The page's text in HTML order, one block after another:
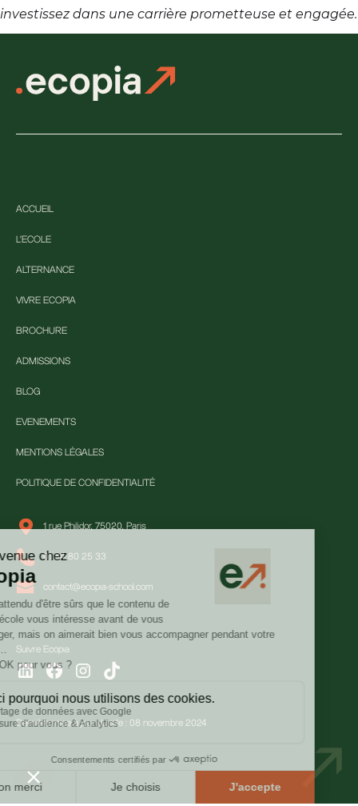
investissez dans une carrière prometteuse et engagée.
ACCUEIL
L'ECOLE
ALTERNANCE
VIVRE ECOPIA
BROCHURE
ADMISSIONS
BLOG
EVENEMENTS
MENTIONS LÉGALES
POLITIQUE DE CONFIDENTIALITÉ
1 rue Philidor, 75020, Paris
01 84 80 25 33
contact@ecopia-school.com
Suivre Ecopia
Dernière mise à jour du site : 08 novembre 2024